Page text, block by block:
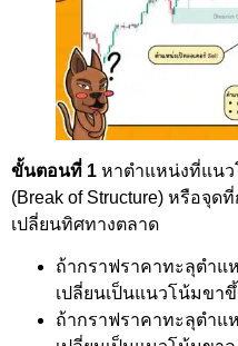
ขั้นตอนที่ 1 หาตำแหน่งที่แนว
(Break of Structure) หรือจุด
เปลี่ยนทิศทางตลาด
ถ้ากราฟราคาทะลุตำแ
เปลี่ยนเป็นแนวโน้มขา
ถ้ากราฟราคาทะลุตำแ